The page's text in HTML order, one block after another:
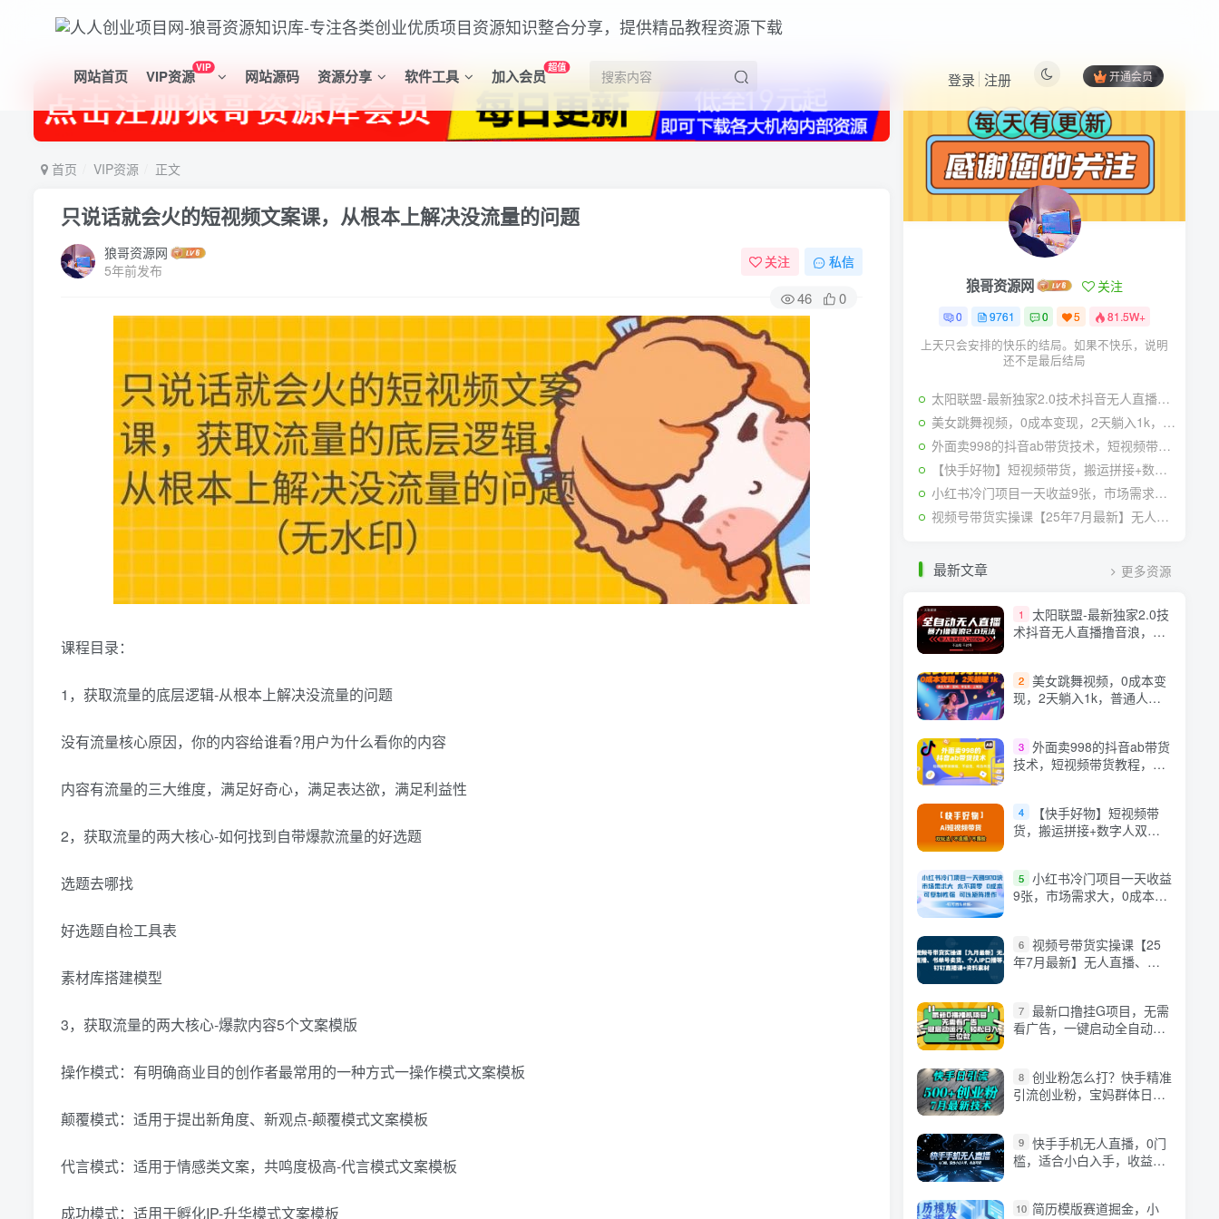
网站首页 VIP资源VIP 网站源码 资源分享 软件工具 加入会员超值
开通会员
登录 注册
首页 VIP资源 正文
只说话就会火的短视频文案课，从根本上解决没流量的问题
狼哥资源网
5年前发布
关注 私信
46 0
课程目录：
1，获取流量的底层逻辑-从根本上解决没流量的问题
没有流量核心原因，你的内容给谁看?用户为什么看你的内容
内容有流量的三大维度，满足好奇心，满足表达欲，满足利益性
2，获取流量的两大核心-如何找到自带爆款流量的好选题
选题去哪找
好选题自检工具表
素材库搭建模型
3，获取流量的两大核心-爆款内容5个文案模版
操作模式：有明确商业目的创作者最常用的一种方式一操作模式文案模板
颠覆模式：适用于提出新角度、新观点-颠覆模式文案模板
代言模式：适用于情感类文案，共鸣度极高-代言模式文案模板
成功模式：适用于孵化IP-升华模式文案模板
热门文章 更多资源
狼哥资源网 关注
0 9761 0 5 81.5W+
上天只会安排的快乐的结局。如果不快乐，说明
还不是最后结局
太阳联盟-最新独家2.0技术抖音无人直播撸音浪，黑科技全自动运行，低门槛，新手当天日入2k+【揭秘】
美女跳舞视频，0成本变现，2天躺入1k，普通人也能放大挣【揭秘】
外面卖998的抖音ab带货技术，短视频带货教程，不投流，纯自然流
【快手好物】短视频带货，搬运拼接+数字人双玩法，操作简单，会玩手机就行
小红书冷门项目一天收益9张，市场需求大，0成本，可复制性强可以矩阵操作
视频号带货实操课【25年7月最新】无人直播、书单号卖货、个人IP口播等，钉钉直播课+资料素材
最新文章 更多资源
1
太阳联盟-最新独家2.0技
术抖音无人直播撸音浪，黑
2 美女跳舞视频，0成本变
现，2天躺入1k，普通人也
3 外面卖998的抖音ab带货
技术，短视频带货教程，不
4
【快手好物】短视频带
货，搬运拼接+数字人双玩
5 小红书冷门项目一天收益
9张，市场需求大，0成本，
6 视频号带货实操课【25
年7月最新】无人直播、书
7 最新口撸挂G项目，无需
看广告，一键启动全自动运
8 创业粉怎么打？快手精准
引流创业粉，宝妈群体日进
9 快手手机无人直播，0门
槛，适合小白入手，收益可
10 简历模版赛道掘金，小